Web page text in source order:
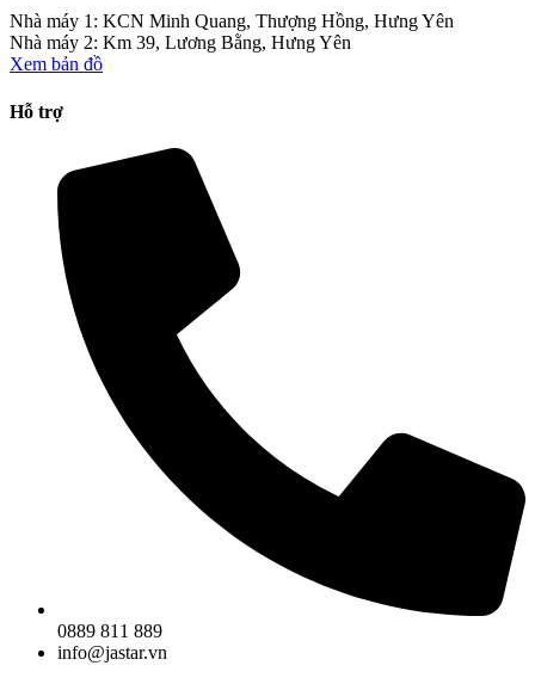
Nhà máy 1: KCN Minh Quang, Thượng Hồng, Hưng Yên
Nhà máy 2: Km 39, Lương Bằng, Hưng Yên
Xem bản đồ
Hỗ trợ
0889 811 889
info@jastar.vn